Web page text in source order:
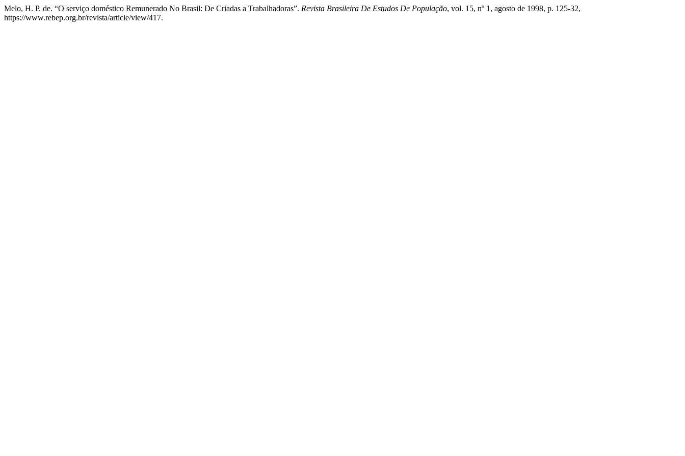
Melo, H. P. de. “O serviço doméstico Remunerado No Brasil: De Criadas a Trabalhadoras”. Revista Brasileira De Estudos De População, vol. 15, nº 1, agosto de 1998, p. 125-32,
https://www.rebep.org.br/revista/article/view/417.